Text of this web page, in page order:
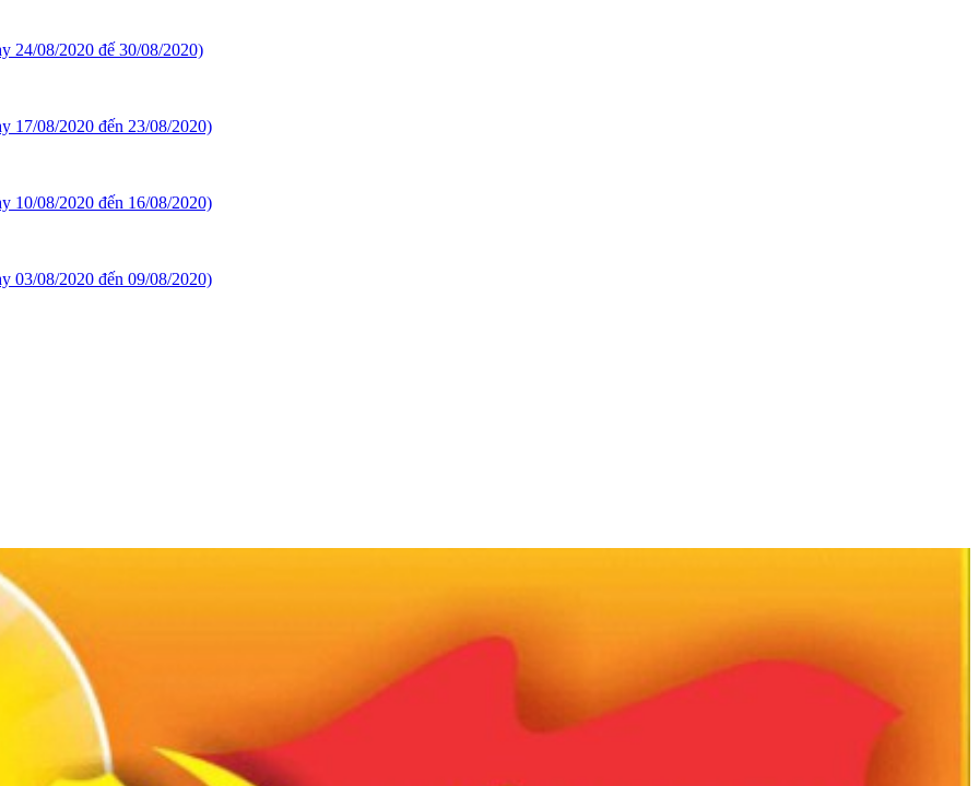
24/08/2020 đế 30/08/2020)
17/08/2020 đến 23/08/2020)
10/08/2020 đến 16/08/2020)
03/08/2020 đến 09/08/2020)